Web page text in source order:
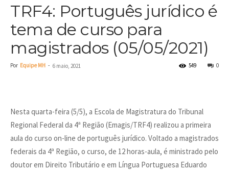
TRF4: Português jurídico é
tema de curso para
magistrados (05/05/2021)
Por Equipe MH - 6 maio, 2021 0
549
Nesta quarta-feira (5/5), a Escola de Magistratura do Tribunal
Regional Federal da 4ª Região (Emagis/TRF4) realizou a primeira
aula do curso on-line de português jurídico. Voltado a magistrados
federais da 4ª Região, o curso, de 12 horas-aula, é ministrado pelo
doutor em Direito Tributário e em Língua Portuguesa Eduardo